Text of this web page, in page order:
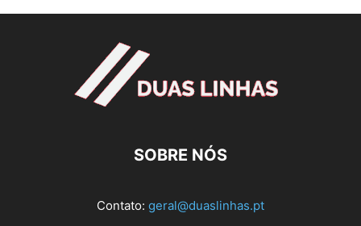
SOBRE NÓS
Contato: geral@duaslinhas.pt